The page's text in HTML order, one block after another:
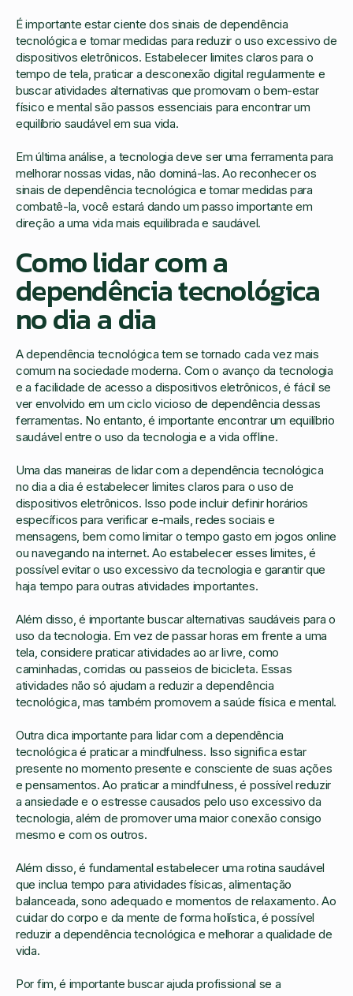
É importante estar ciente dos sinais de dependência
tecnológica e tomar medidas para reduzir o uso excessivo de
dispositivos eletrônicos. Estabelecer limites claros para o
tempo de tela, praticar a desconexão digital regularmente e
buscar atividades alternativas que promovam o bem-estar
físico e mental são passos essenciais para encontrar um
equilíbrio saudável em sua vida.
Em última análise, a tecnologia deve ser uma ferramenta para
melhorar nossas vidas, não dominá-las. Ao reconhecer os
sinais de dependência tecnológica e tomar medidas para
combatê-la, você estará dando um passo importante em
direção a uma vida mais equilibrada e saudável.
Como lidar com a
dependência tecnológica
no dia a dia
A dependência tecnológica tem se tornado cada vez mais
comum na sociedade moderna. Com o avanço da tecnologia
e a facilidade de acesso a dispositivos eletrônicos, é fácil se
ver envolvido em um ciclo vicioso de dependência dessas
ferramentas. No entanto, é importante encontrar um equilíbrio
saudável entre o uso da tecnologia e a vida offline.
Uma das maneiras de lidar com a dependência tecnológica
no dia a dia é estabelecer limites claros para o uso de
dispositivos eletrônicos. Isso pode incluir definir horários
específicos para verificar e-mails, redes sociais e
mensagens, bem como limitar o tempo gasto em jogos online
ou navegando na internet. Ao estabelecer esses limites, é
possível evitar o uso excessivo da tecnologia e garantir que
haja tempo para outras atividades importantes.
Além disso, é importante buscar alternativas saudáveis para o
uso da tecnologia. Em vez de passar horas em frente a uma
tela, considere praticar atividades ao ar livre, como
caminhadas, corridas ou passeios de bicicleta. Essas
atividades não só ajudam a reduzir a dependência
tecnológica, mas também promovem a saúde física e mental.
Outra dica importante para lidar com a dependência
tecnológica é praticar a mindfulness. Isso significa estar
presente no momento presente e consciente de suas ações
e pensamentos. Ao praticar a mindfulness, é possível reduzir
a ansiedade e o estresse causados pelo uso excessivo da
tecnologia, além de promover uma maior conexão consigo
mesmo e com os outros.
Além disso, é fundamental estabelecer uma rotina saudável
que inclua tempo para atividades físicas, alimentação
balanceada, sono adequado e momentos de relaxamento. Ao
cuidar do corpo e da mente de forma holística, é possível
reduzir a dependência tecnológica e melhorar a qualidade de
vida.
Por fim, é importante buscar ajuda profissional se a